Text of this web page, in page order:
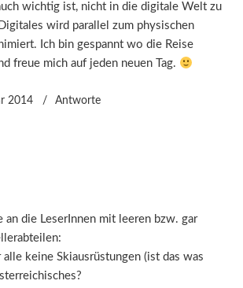
wichtig ist, nicht in die digitale Welt zu
wird parallel zum physischen
Ich bin gespannt wo die Reise
freue mich auf jeden neuen Tag.
2014 Antworte
an die LeserInnen mit leeren bzw. gar
alle keine Skiausrüstungen (ist das was